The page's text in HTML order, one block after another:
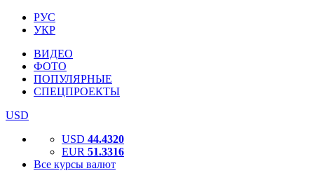
РУС
УКР
ВИДЕО
ФОТО
ПОПУЛЯРНЫЕ
СПЕЦПРОЕКТЫ
USD
USD 44.4320
EUR 51.3316
Все курсы валют